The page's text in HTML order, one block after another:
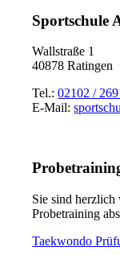
Sportschule
Wallstraße 1
40878 Ratingen
Tel.:02102 /
E-Mail:
Sie sind
Probetraining
Taekwondo